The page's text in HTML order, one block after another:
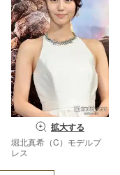
拡大する
堀北真希（C）モデルプ
レス